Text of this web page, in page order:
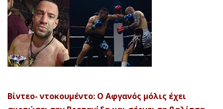
Βίντεο- ντοκουμέντο: Ο Αφγανός μόλις έχει